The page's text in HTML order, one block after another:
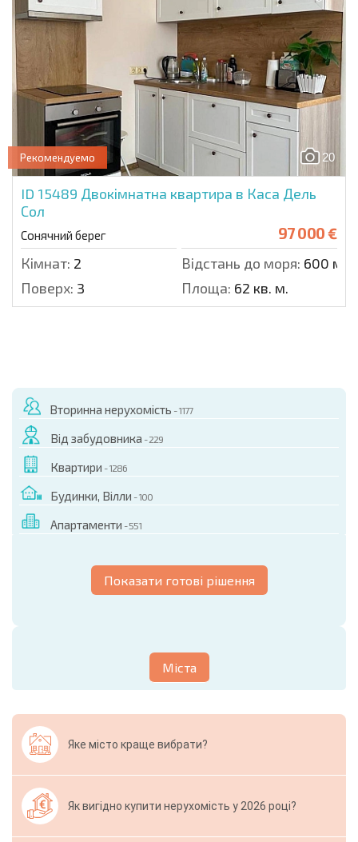
20
Рекомендуемо
ID 15489 Двокімнатна квартира в Каса Дель
Сол
Сонячний берег 97 000 €
Кімнат: 2 Відстань до моря: 600 м.
Поверх: 3 Площа: 62 кв. м.
Вторинна нерухомість - 1177
Від забудовника - 229
Квартири - 1286
Будинки, Вілли - 100
Апартаменти - 551
Показати готові рішення
Міста
Яке місто краще вибрати?
Як вигідно купити нерухомість у 2026 році?